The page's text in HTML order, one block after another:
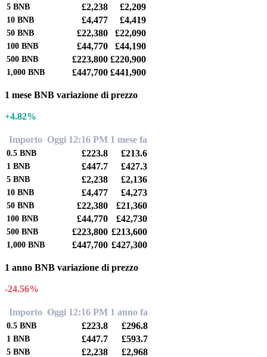
5 BNB £2,238 £2,209
10 BNB £4,477 £4,419
50 BNB £22,380 £22,090
100 BNB £44,770 £44,190
500 BNB £223,800 £220,900
1,000 BNB £447,700 £441,900
1 mese BNB variazione di prezzo
+4.82%
Importo Oggi 12:16 PM 1 mese fa
0.5 BNB £223.8 £213.6
1 BNB £447.7 £427.3
5 BNB £2,238 £2,136
10 BNB £4,477 £4,273
50 BNB £22,380 £21,360
100 BNB £44,770 £42,730
500 BNB £223,800 £213,600
1,000 BNB £447,700 £427,300
1 anno BNB variazione di prezzo
-24.56%
Importo Oggi 12:16 PM 1 anno fa
0.5 BNB £223.8 £296.8
1 BNB £447.7 £593.7
5 BNB £2,238 £2,968